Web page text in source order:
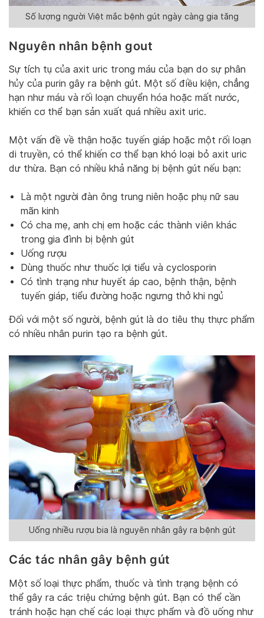
Số lượng người Việt mắc bệnh gút ngày càng gia tăng
Nguyên nhân bệnh gout
Sự tích tụ của axit uric trong máu của bạn do sự phân
hủy của purin gây ra bệnh gút. Một số điều kiện, chẳng
hạn như máu và rối loạn chuyển hóa hoặc mất nước,
khiến cơ thể bạn sản xuất quá nhiều axit uric.
Một vấn đề về thận hoặc tuyến giáp hoặc một rối loạn
di truyền, có thể khiến cơ thể bạn khó loại bỏ axit uric
dư thừa. Bạn có nhiều khả năng bị bệnh gút nếu bạn:
Là một người đàn ông trung niên hoặc phụ nữ sau
mãn kinh
Có cha mẹ, anh chị em hoặc các thành viên khác
trong gia đình bị bệnh gút
Uống rượu
Dùng thuốc như thuốc lợi tiểu và cyclosporin
Có tình trạng như huyết áp cao, bệnh thận, bệnh
tuyến giáp, tiểu đường hoặc ngưng thở khi ngủ
Đối với một số người, bệnh gút là do tiêu thụ thực phẩm
có nhiều nhân purin tạo ra bệnh gút.
Uống nhiều rượu bia là nguyên nhân gây ra bệnh gút
Các tác nhân gây bệnh gút
Một số loại thực phẩm, thuốc và tình trạng bệnh có
thể gây ra các triệu chứng bệnh gút. Bạn có thể cần
tránh hoặc hạn chế các loại thực phẩm và đồ uống như